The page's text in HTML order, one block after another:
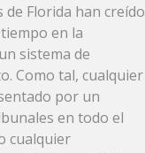
de Florida han creído
en la
sistema de
Como tal, cualquier
por un
en todo el
cualquier